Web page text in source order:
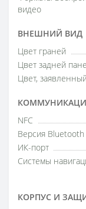
видео
ВНЕШНИЙ ВИД
Цвет граней
Цвет задней
Цвет,
NFC
Версия Bluetooth
ИК-порт
Системы
КОРПУС И